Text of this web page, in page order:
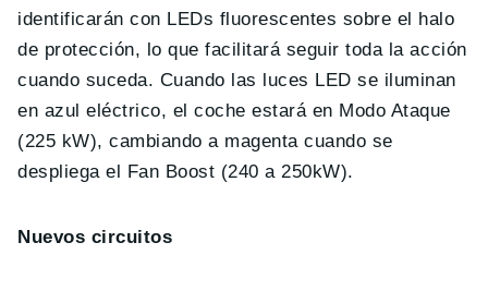
identificarán con LEDs fluorescentes sobre el halo
de protección, lo que facilitará seguir toda la acción
cuando suceda. Cuando las luces LED se iluminan
en azul eléctrico, el coche estará en Modo Ataque
(225 kW), cambiando a magenta cuando se
despliega el Fan Boost (240 a 250kW).
Nuevos circuitos